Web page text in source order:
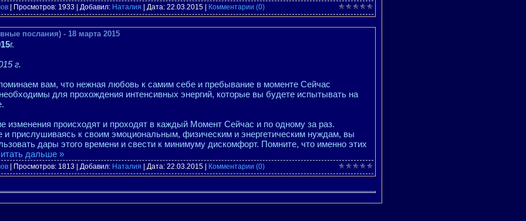
| Просмотров: 1933 | Добавил: Наталия | Дата: 22.03.2015 Комментарии (0)
послания) - 18 марта 2015
г.
г.
вам, что нежная любовь к самим себе и пребывание в моменте Сейчас
для прохождения интенсивных энергий, которые вы будете испытывать на
изменения происходят и проходят в каждый Момент Сейчас и по одному за раз.
и прислушиваясь к своим эмоциональным, физическим и энергетическим нуждам, вы
дары этого времени и свести к минимуму дискомфорт. Помните, что именно этих
дальше »
| Просмотров: 1813 | Добавил: Наталия | Дата: 22.03.2015 Комментарии (0)